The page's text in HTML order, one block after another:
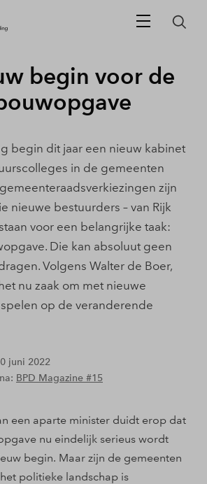
begin voor de
begin dit jaar een nieuw kabinet
in de gemeenten
zijn
nieuwe bestuurders – van Rijk
voor een belangrijke taak:
Die kan absoluut geen
Volgens Walter de Boer,
nu zaak om met nieuwe
op de veranderende
juni 2022
BPD Magazine #15
een aparte minister duidt erop dat
nu eindelijk serieus wordt
begin. Maar zijn de gemeenten
politieke landschap is